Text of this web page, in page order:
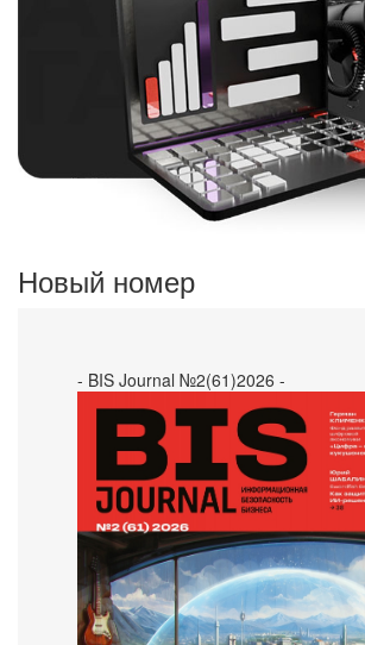
Новый номер
- BIS Journal №2(61)2026 -